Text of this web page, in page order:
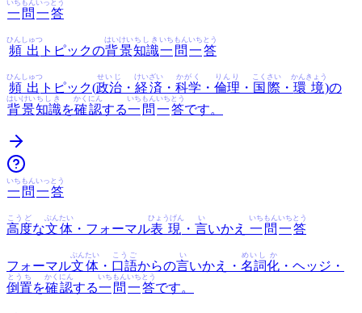
一
いち
問
もん
一
いっ
答
とう
頻出
ひんしゅつ
トピックの背景
はいけい
知識
ちしき
一
いち
問
もん
一
いち
答
とう
頻出
ひんしゅつ
トピック(政治
せいじ
・ 経済
けいざい
・ 科学
かがく
・ 倫理
りんり
・ 国際
こくさい
・ 環境
かんきょう
)の
背景
はいけい
知識
ちしき
を確認
かくにん
する一
いち
問
もん
一
いち
答
とう
です。
一
いち
問
もん
一
いっ
答
とう
高度
こうど
な文体
ぶんたい
・フォーマル表現
ひょうげん
・ 言
い
いかえ 一
いち
問
もん
一
いち
答
とう
フォーマル文体
ぶんたい
・ 口語
こうご
からの言
い
いかえ・ 名詞
めいし
化
か
・ヘッジ・
倒置
とうち
を確認
かくにん
する一
いち
問
もん
一
いち
答
とう
です。